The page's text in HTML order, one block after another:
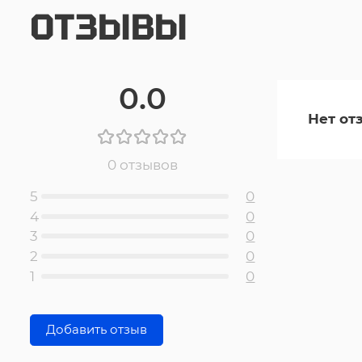
ОТЗЫВЫ
0.0
0 отзывов
5
0
4
0
3
0
2
0
1
0
Добавить отзыв
Нет